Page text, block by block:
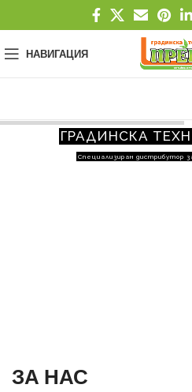
НАВИГАЦИЯ
ГРАДИНСКА
Специализиран дистрибутор
ЗА НАС